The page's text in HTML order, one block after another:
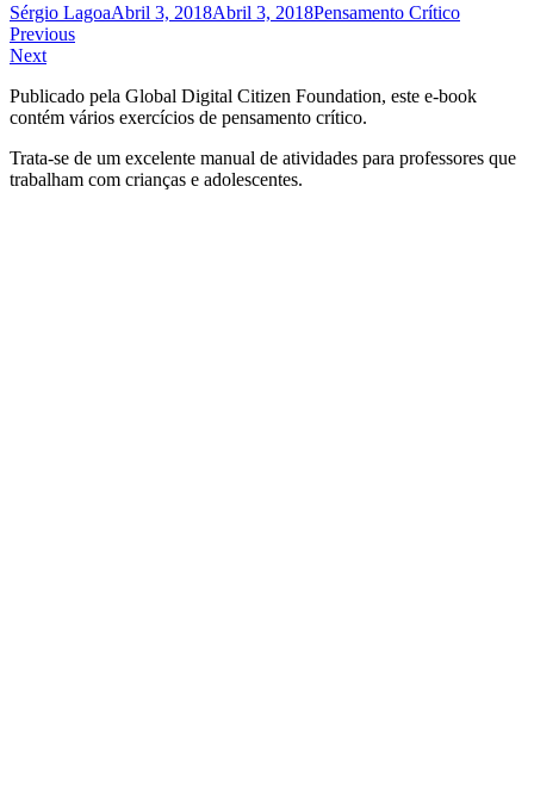
Sérgio LagoaAbril 3, 2018Abril 3, 2018Pensamento Crítico
Navegação
de
artigos
Previous
Next
Publicado pela Global Digital Citizen Foundation, este e-book
contém vários exercícios de pensamento crítico.
Trata-se de um excelente manual de atividades para professores que
trabalham com crianças e adolescentes.